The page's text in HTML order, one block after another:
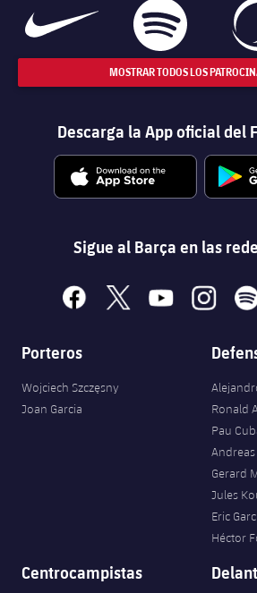
MOSTRAR TODOS LOS
Descarga la App oficial del
Sigue al Barça en las
facebook
x youtubeinstagram
Porteros
Wojciech Szczęsny
Joan Garcia
Ronald
Pau
Gerard
Jules
Eric
Héctor
Centrocampistas